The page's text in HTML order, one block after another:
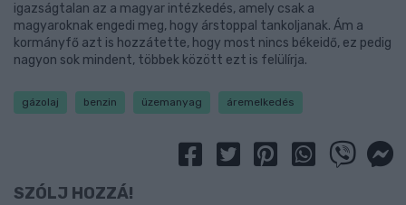
igazságtalan az a magyar intézkedés, amely csak a
magyaroknak engedi meg, hogy árstoppal tankoljanak. Ám a
kormányfő azt is hozzátette, hogy most nincs békeidő, ez pedig
nagyon sok mindent, többek között ezt is felülírja.
gázolaj benzin üzemanyag áremelkedés
SZÓLJ HOZZÁ!